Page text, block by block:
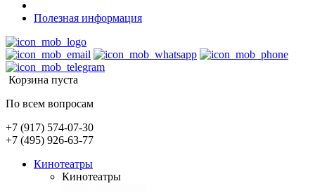
Полезная информация
Корзина пуста
По всем вопросам
+7 (917) 574-07-30
+7 (495) 926-63-77
Кинотеатры
Кинотеатры